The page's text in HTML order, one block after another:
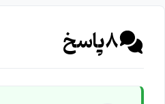
8پاسخ